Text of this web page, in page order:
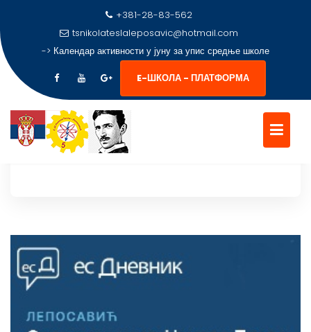
Skip
content
+381-28-83-562
tsnikolateslaleposavic@hotmail.com
-> Календар активности у јуну за упис средње школе
E-ШКОЛА - ПЛАТФОРМА